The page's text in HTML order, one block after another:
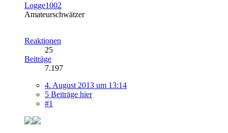
Logge1002
Amateurschwätzer
Reaktionen
25
Beiträge
7.197
4. August 2013 um 13:14
5 Beiträge hier
#1